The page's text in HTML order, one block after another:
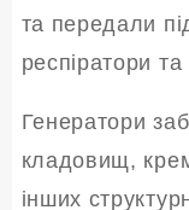
та передали
респіратори
Генератори
кладовищ,
інших